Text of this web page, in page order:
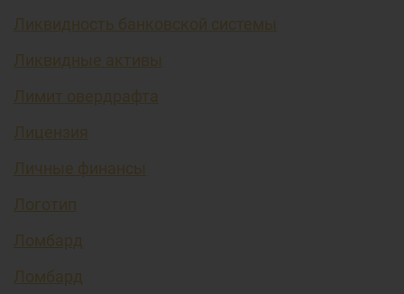
Ликвидность банковской системы
Ликвидные активы
Лимит овердрафта
Лицензия
Личные финансы
Логотип
Ломбард
Ломбард